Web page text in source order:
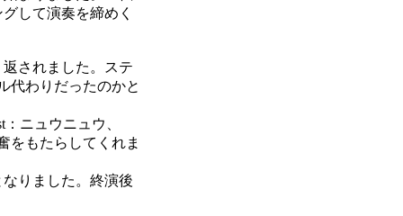
して演奏を締めく
されました。ステ
代わりだったのかと
ニュウニュウ、
をもたらしてくれま
りました。終演後